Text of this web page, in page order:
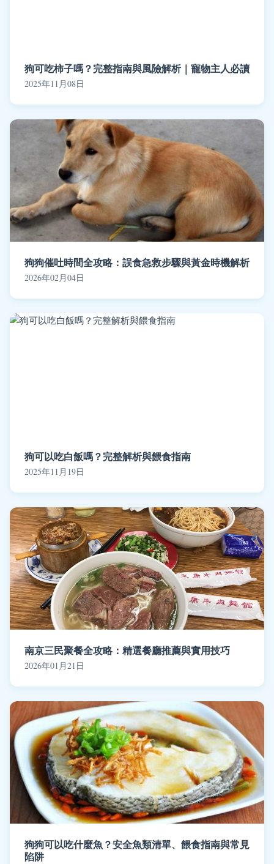
狗可吃柿子嗎？完整指南與風險解析｜寵物主人必讀
2025年11月08日
狗狗催吐時間全攻略：誤食急救步驟與黃金時機解析
2026年02月04日
狗可以吃白飯嗎？完整解析與餵食指南
2025年11月19日
南京三民聚餐全攻略：精選餐廳推薦與實用技巧
2026年01月21日
狗狗可以吃什麼魚？安全魚類清單、餵食指南與常見
陷阱